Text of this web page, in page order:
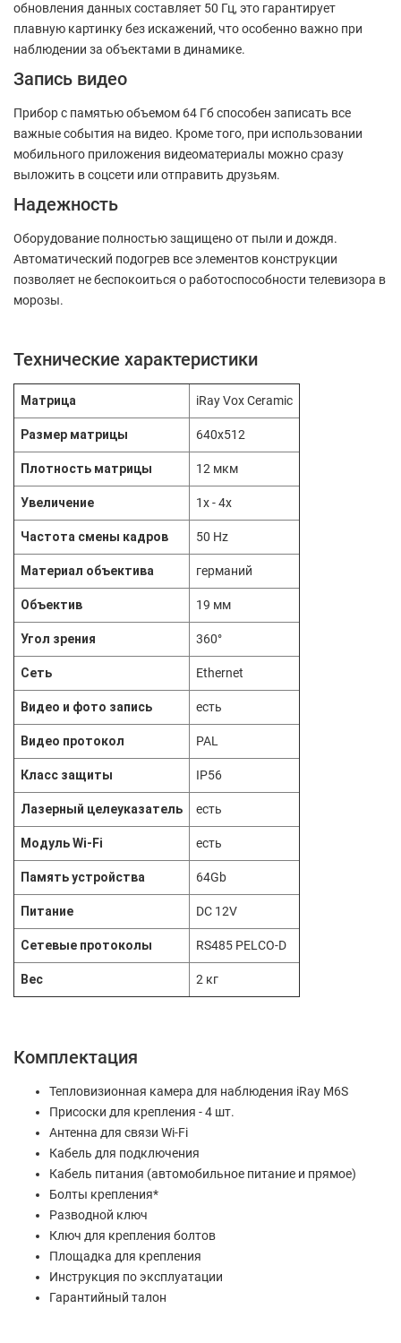
обновления данных составляет 50 Гц, это гарантирует
плавную картинку без искажений, что особенно важно при
наблюдении за объектами в динамике.
Запись видео
Прибор с памятью объемом 64 Гб способен записать все
важные события на видео. Кроме того, при использовании
мобильного приложения видеоматериалы можно сразу
выложить в соцсети или отправить друзьям.
Надежность
Оборудование полностью защищено от пыли и дождя.
Автоматический подогрев все элементов конструкции
позволяет не беспокоиться о работоспособности телевизора в
морозы.
Технические характеристики
Матрица iRay Vox Ceramic
Размер матрицы 640x512
Плотность матрицы 12 мкм
Увеличение 1x - 4x
Частота смены кадров 50 Hz
Материал объектива германий
Объектив 19 мм
Угол зрения 360°
Сеть Ethernet
Видео и фото запись есть
Видео протокол PAL
Класс защиты IP56
Лазерный целеуказатель есть
Модуль Wi-Fi есть
Память устройства 64Gb
Питание DC 12V
Сетевые протоколы RS485 PELCO-D
Вес 2 кг
Комплектация
Тепловизионная камера для наблюдения iRay M6S
Присоски для крепления - 4 шт.
Антенна для связи Wi-Fi
Кабель для подключения
Кабель питания (автомобильное питание и прямое)
Болты крепления*
Разводной ключ
Ключ для крепления болтов
Площадка для крепления
Инструкция по эксплуатации
Гарантийный талон